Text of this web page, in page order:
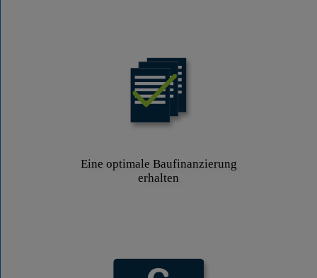
Eine optimale Baufinanzierung
erhalten